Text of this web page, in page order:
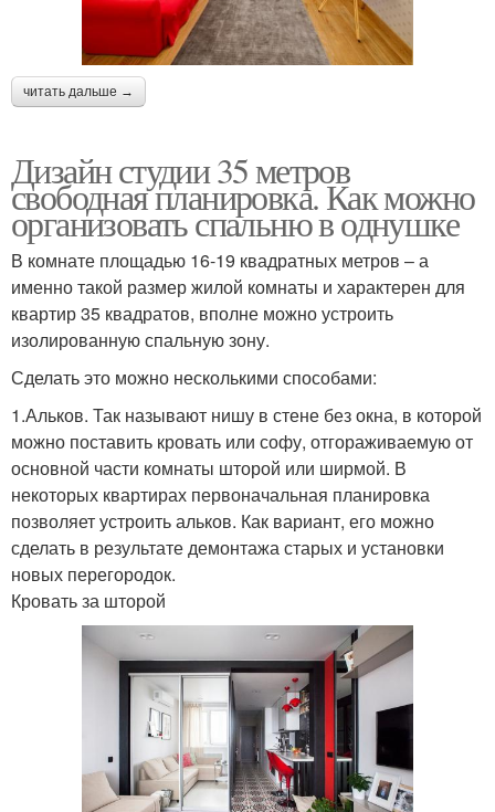
читать дальше →
Дизайн студии 35 метров
свободная планировка. Как можно
организовать спальню в однушке
В комнате площадью 16-19 квадратных метров – а
именно такой размер жилой комнаты и характерен для
квартир 35 квадратов, вполне можно устроить
изолированную спальную зону.
Сделать это можно несколькими способами:
1.Альков. Так называют нишу в стене без окна, в которой
можно поставить кровать или софу, отгораживаемую от
основной части комнаты шторой или ширмой. В
некоторых квартирах первоначальная планировка
позволяет устроить альков. Как вариант, его можно
сделать в результате демонтажа старых и установки
новых перегородок.
Кровать за шторой